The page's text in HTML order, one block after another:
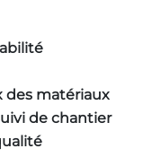
des matériaux
de chantier